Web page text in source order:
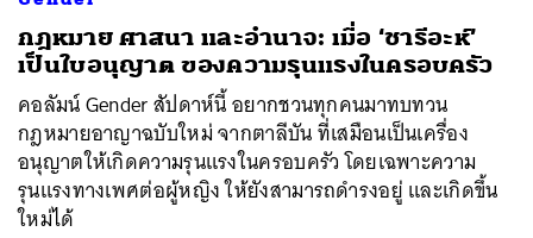
กฎหมาย ศาสนา และอำนาจ: เมื่อ ‘ชารีอะห์’
เป็นใบอนุญาต ของความรุนแรงในครอบครัว
คอลัมน์ Gender สัปดาห์นี้ อยากชวนทุกคนมาทบทวน
กฎหมายอาญาฉบับใหม่ จากตาลีบัน ที่เสมือนเป็นเครื่อง
อนุญาตให้เกิดความรุนแรงในครอบครัว โดยเฉพาะความ
รุนแรงทางเพศต่อผู้หญิง ให้ยังสามารถดำรงอยู่ และเกิดขึ้น
ใหม่ได้